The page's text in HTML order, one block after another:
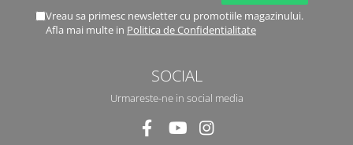
Vreau sa primesc newsletter cu promotiile magazinului.
Afla mai multe in Politica de Confidentialitate
SOCIAL
Urmareste-ne in social media